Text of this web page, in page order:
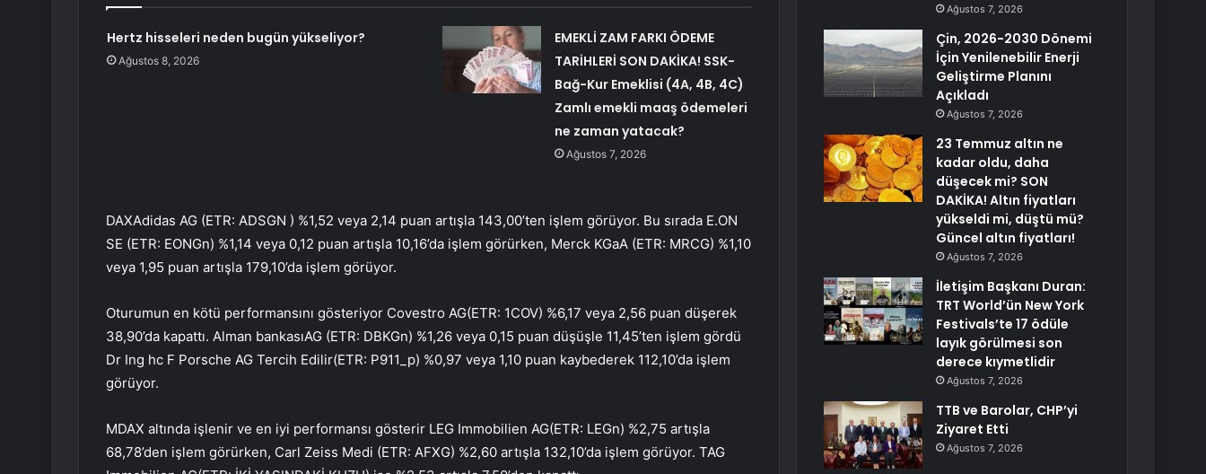
Hertz hisseleri neden bugün yükseliyor?
Ağustos 8, 2026
EMEKLİ ZAM FARKI ÖDEME
TARİHLERİ SON DAKİKA! SSK-
Bağ-Kur Emeklisi (4A, 4B, 4C)
Zamlı emekli maaş ödemeleri
ne zaman yatacak?
Ağustos 7, 2026
DAXAdidas AG (ETR: ADSGN ) %1,52 veya 2,14 puan artışla 143,00’ten işlem görüyor. Bu sırada E.ON
SE (ETR: EONGn) %1,14 veya 0,12 puan artışla 10,16’da işlem görürken, Merck KGaA (ETR: MRCG) %1,10
veya 1,95 puan artışla 179,10’da işlem görüyor.
Oturumun en kötü performansını gösteriyor Covestro AG(ETR: 1COV) %6,17 veya 2,56 puan düşerek
38,90’da kapattı. Alman bankasıAG (ETR: DBKGn) %1,26 veya 0,15 puan düşüşle 11,45’ten işlem gördü
Dr Ing hc F Porsche AG Tercih Edilir(ETR: P911_p) %0,97 veya 1,10 puan kaybederek 112,10’da işlem
görüyor.
MDAX altında işlenir ve en iyi performansı gösterir LEG Immobilien AG(ETR: LEGn) %2,75 artışla
68,78’den işlem görürken, Carl Zeiss Medi (ETR: AFXG) %2,60 artışla 132,10’da işlem görüyor. TAG
Ağustos 7, 2026
Çin, 2026-2030 Dönemi
İçin Yenilenebilir Enerji
Geliştirme Planını
Açıkladı
Ağustos 7, 2026
23 Temmuz altın ne
kadar oldu, daha
düşecek mi? SON
DAKİKA! Altın fiyatları
yükseldi mi, düştü mü?
Güncel altın fiyatları!
Ağustos 7, 2026
İletişim Başkanı Duran:
TRT World’ün New York
Festivals’te 17 ödüle
layık görülmesi son
derece kıymetlidir
Ağustos 7, 2026
TTB ve Barolar, CHP’yi
Ziyaret Etti
Ağustos 7, 2026